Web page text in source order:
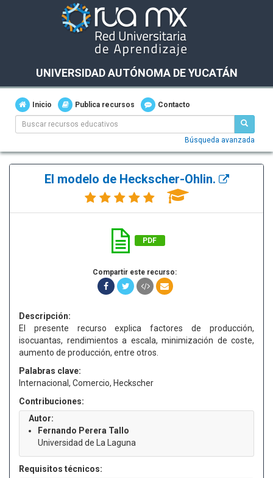
UNIVERSIDAD AUTÓNOMA DE YUCATÁN
Inicio Publica recursos Contacto
Búsqueda avanzada
El modelo de Heckscher-Ohlin.
PDF
Compartir este recurso:
Descripción:
El presente recurso explica factores de producción,
isocuantas, rendimientos a escala, minimización de coste,
aumento de producción, entre otros.
Palabras clave:
Internacional, Comercio, Heckscher
Contribuciones:
Autor:
Fernando Perera Tallo
Universidad de La Laguna
Requisitos técnicos: